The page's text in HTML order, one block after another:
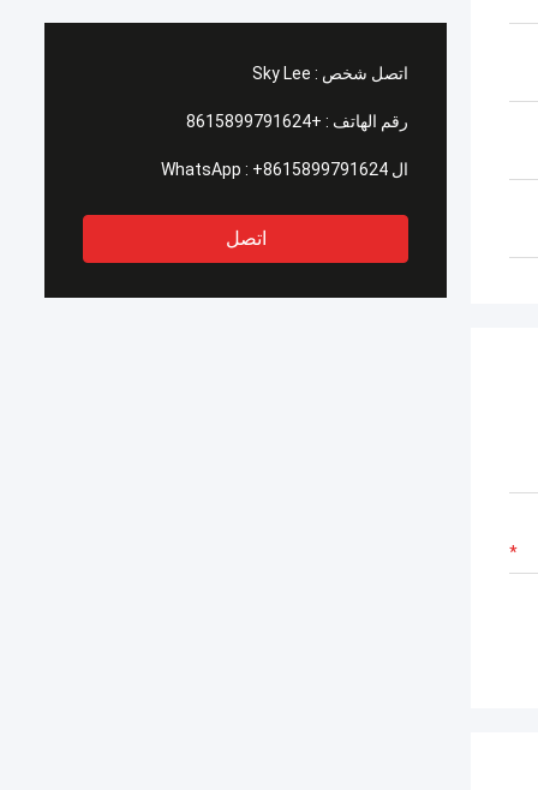
اتصل شخص : Sky Lee
رقم الهاتف : +8615899791624
ال WhatsApp : +8615899791624
اتصل